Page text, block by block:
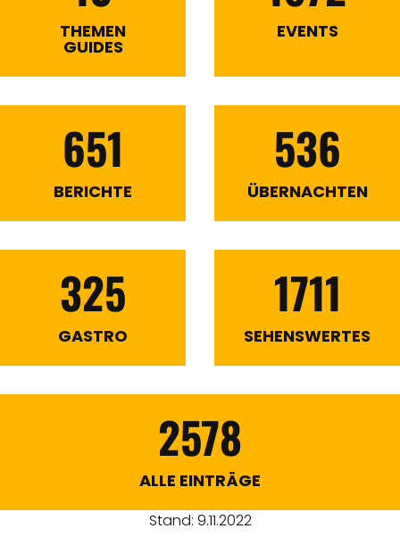
THEMEN
GUIDES
EVENTS
651
BERICHTE
536
ÜBERNACHTEN
325
GASTRO
1711
SEHENSWERTES
2578
ALLE EINTRÄGE
Stand: 9.11.2022